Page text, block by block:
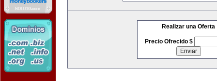
Realizar una Oferta
Precio Ofrecido $